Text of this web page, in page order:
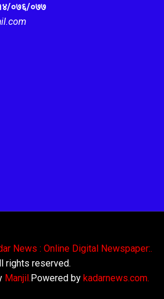
०७६/०७७
News : Online Digital Newspaper:.
rights reserved.
Manjil.Powered by kadarnews.com.